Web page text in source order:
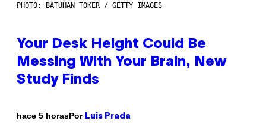
PHOTO: BATUHAN TOKER / GETTY IMAGES
Your Desk Height Could Be
Messing With Your Brain, New
Study Finds
hace 5 horasPor Luis Prada